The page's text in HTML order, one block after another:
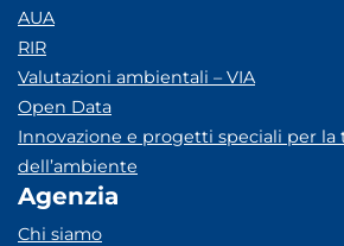
AUA
RIR
Valutazioni ambientali – VIA
Open Data
Innovazione e progetti speciali per la
dell’ambiente
Agenzia
Chi siamo